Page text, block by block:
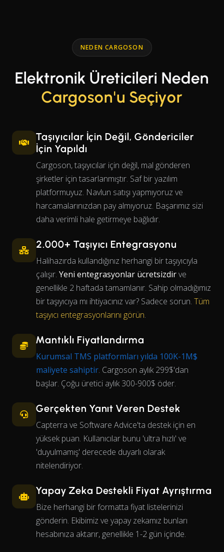
NEDEN CARGOSON
Elektronik Üreticileri Neden
Cargoson'u Seçiyor
Taşıyıcılar İçin Değil, Göndericiler
İçin Yapıldı
Cargoson, taşıyıcılar için değil, mal gönderen
şirketler için tasarlanmıştır. Saf bir yazılım
platformuyuz. Navlun satışı yapmıyoruz ve
harcamalarınızdan pay almıyoruz. Başarımız sizi
daha verimli hale getirmeye bağlıdır.
2.000+ Taşıyıcı Entegrasyonu
Halihazırda kullandığınız herhangi bir taşıyıcıyla
çalışır. Yeni entegrasyonlar ücretsizdirve
genellikle 2 haftada tamamlanır. Sahip olmadığımız
bir taşıyıcıya mı ihtiyacınız var? Sadece sorun. Tüm
taşıyıcı entegrasyonlarını görün.
Mantıklı Fiyatlandırma
Kurumsal TMS platformları yılda 100K-1M$
maliyete sahiptir. Cargoson aylık 299$'dan
başlar. Çoğu üretici aylık 300-900$ öder.
Gerçekten Yanıt Veren Destek
Capterra ve Software Advice'ta destek için en
yüksek puan. Kullanıcılar bunu 'ultra hızlı' ve
'duyulmamış' derecede duyarlı olarak
nitelendiriyor.
Yapay Zeka Destekli Fiyat Ayrıştırma
Bize herhangi bir formatta fiyat listelerinizi
gönderin. Ekibimiz ve yapay zekamız bunları
hesabınıza aktarır, genellikle 1-2 gün içinde.